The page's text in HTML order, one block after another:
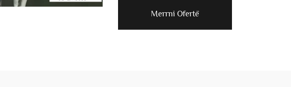
Merrni Ofertë